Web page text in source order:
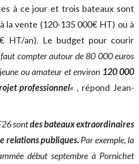
à ce jour et trois bateaux sont
la vente (120-135 000€ HT) ou à
HT/an). Le budget pour courir
compter autour de 80 000 euros
ou amateur et environ 120 000
professionnel« , répond Jean-
sontdes bateaux extraordinaires
relations publiques. Par exemple, la
début septembre à Pornichet